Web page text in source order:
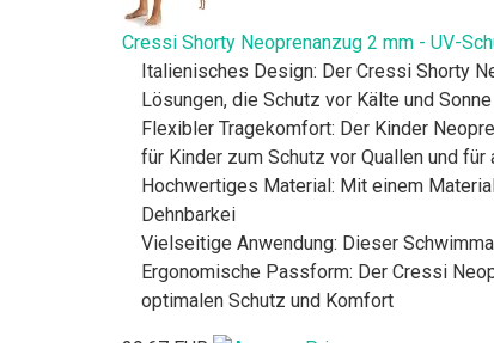
Cressi Shorty Neoprenanzug 2 mm - UV-
Italienisches Design: Der Cressi Shorty
Lösungen, die Schutz vor Kälte und
Flexibler Tragekomfort: Der Kinder
für Kinder zum Schutz vor Quallen und
Hochwertiges Material: Mit einem
Dehnbarkei
Vielseitige Anwendung: Dieser
Ergonomische Passform: Der Cressi
optimalen Schutz und Komfort